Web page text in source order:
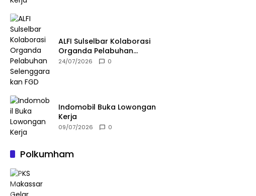
ALFI Sulselbar Kolaborasi
Organda Pelabuhan
Selenggarakan FGD
24/07/2026 0
Indomobil Buka Lowongan
Kerja
09/07/2026 0
Polkumham